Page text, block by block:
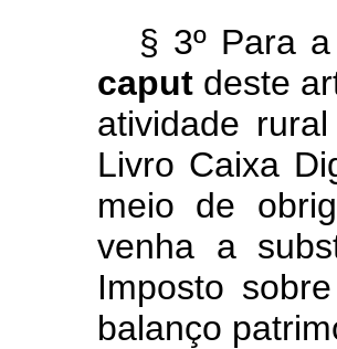
§ 3º Para
caput deste
atividade
Livro Caixa
meio de
venha a
Imposto
balanço